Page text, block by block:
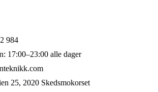
984
17:00–23:00 alle dager
25, 2020 Skedsmokorset